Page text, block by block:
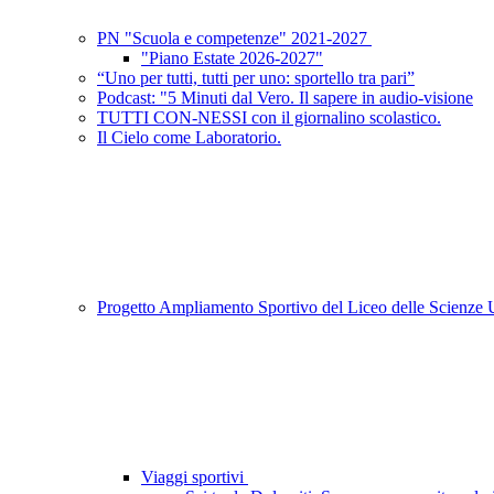
PN "Scuola e competenze" 2021-2027
"Piano Estate 2026-2027"
“Uno per tutti, tutti per uno: sportello tra pari”
Podcast: "5 Minuti dal Vero. Il sapere in audio-visione
TUTTI CON-NESSI con il giornalino scolastico.
Il Cielo come Laboratorio.
Progetto Ampliamento Sportivo del Liceo delle Scienze
Viaggi sportivi